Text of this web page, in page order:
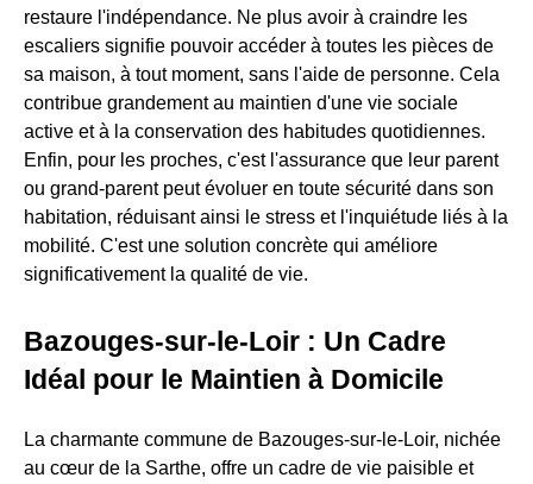
restaure l'indépendance. Ne plus avoir à craindre les
escaliers signifie pouvoir accéder à toutes les pièces de
sa maison, à tout moment, sans l'aide de personne. Cela
contribue grandement au maintien d'une vie sociale
active et à la conservation des habitudes quotidiennes.
Enfin, pour les proches, c'est l'assurance que leur parent
ou grand-parent peut évoluer en toute sécurité dans son
habitation, réduisant ainsi le stress et l'inquiétude liés à la
mobilité. C'est une solution concrète qui améliore
significativement la qualité de vie.
Bazouges-sur-le-Loir : Un Cadre
Idéal pour le Maintien à Domicile
La charmante commune de Bazouges-sur-le-Loir, nichée
au cœur de la Sarthe, offre un cadre de vie paisible et